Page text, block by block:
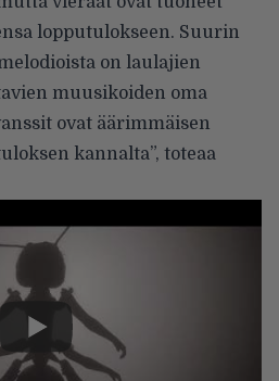
lopputulokseen. Suurin
on laulajien
muusikoiden oma
ovat äärimmäisen
kannalta”, toteaa